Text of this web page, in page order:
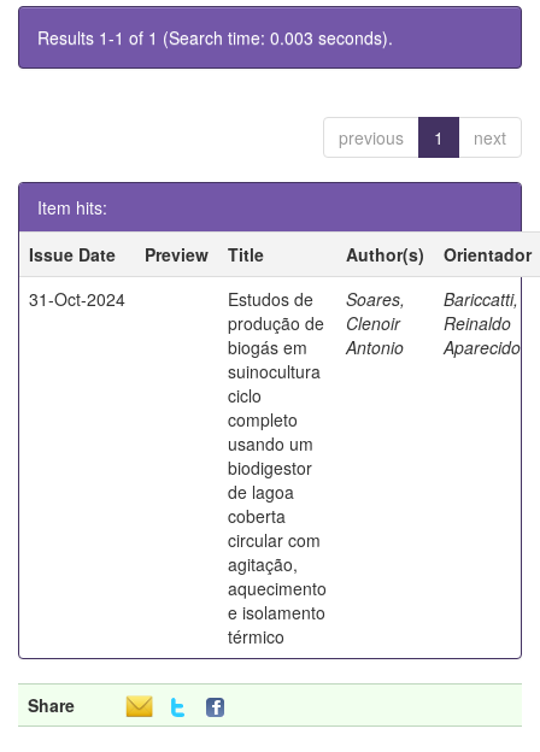
Results 1-1 of 1 (Search time: 0.003 seconds).
previous 1 next
Item hits:
Issue Date
Preview Title Author(s)
Orientador
31-Oct-2024
Estudos de
produção de
biogás em
suinocultura
ciclo
completo
usando um
biodigestor
de lagoa
coberta
circular com
agitação,
aquecimento
e isolamento
térmico
Soares,
Clenoir
Antonio
Bariccatti,
Reinaldo
Aparecido
Share